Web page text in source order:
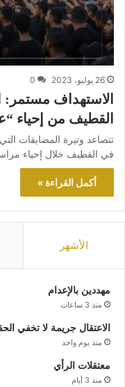
26 يوليو، 2023 0
الاستهداف مستمر:
القطيف من إحياء
تتصاعد وتيرة المضايقات
في القطيف خلال إحياء
أكمل القراءة »
الأشهر
مهددين بالإعدام
منذ 3 ساعات
الاعتقال جريمة لا تخفي
منذ يوم واحد
معتقلات الرأي
منذ 3 أيام